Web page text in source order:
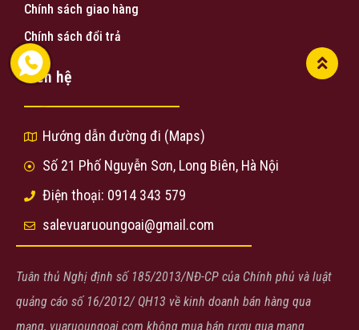
Chính sách giao hàng
Chính sách đổi trả
Liên hệ
Hướng dẫn đường đi (Maps)
Số 21 Phố Nguyễn Sơn, Long Biên, Hà Nội
Điện thoại: 0914 343 579
salevuaruoungoai@gmail.com
Tuân thủ Nghị định số 185/2013/NĐ-CP của Chính phủ và luật
quảng cáo số 16/2012/ QH13 về kinh doanh bán hàng qua
mạng, vuaruoungoai.com không mua bán rượu qua mạng